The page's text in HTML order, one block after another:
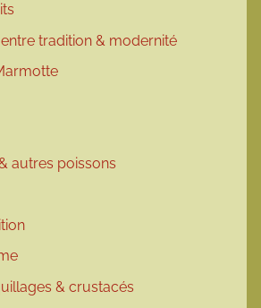
tradition & modernité
autres poissons
& crustacés